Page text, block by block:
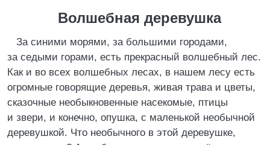
Волшебная деревушка
За синими морями, за большими городами,
за седыми горами, есть прекрасный волшебный лес.
Как и во всех волшебных лесах, в нашем лесу есть
огромные говорящие деревья, живая трава и цветы,
сказочные необыкновенные насекомые, птицы
и звери, и конечно, опушка, с маленькой необычной
деревушкой. Что необычного в этой деревушке,